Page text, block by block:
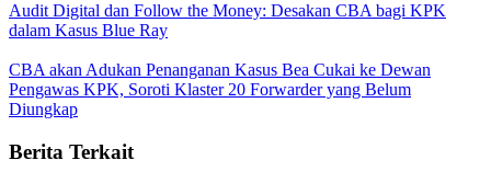
Audit Digital dan Follow the Money: Desakan CBA bagi KPK
dalam Kasus Blue Ray
CBA akan Adukan Penanganan Kasus Bea Cukai ke Dewan
Pengawas KPK, Soroti Klaster 20 Forwarder yang Belum
Diungkap
Berita Terkait